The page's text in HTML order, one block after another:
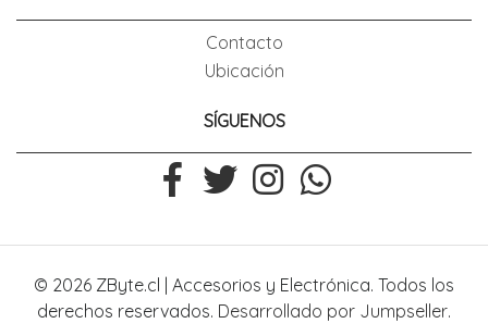
Contacto
Ubicación
SÍGUENOS
© 2026 ZByte.cl | Accesorios y Electrónica. Todos los
derechos reservados. Desarrollado por Jumpseller.